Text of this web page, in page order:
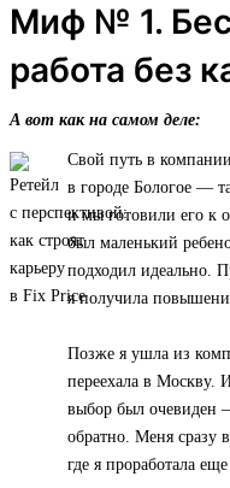
Миф № 1.
работа без
А вот как на самом деле:
Свой путь в
в городе Бологое —
и мы готовили его к
был маленький
подходил идеально.
я получила
Позже я ушла из
переехала в Москву.
выбор был очевиден
обратно. Меня сразу
где я проработала